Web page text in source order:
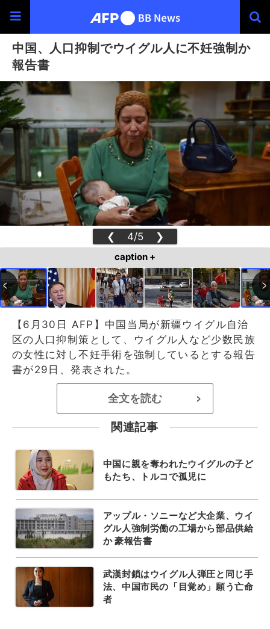
中国、人口抑制でウイグル人に不妊強制か
報告書
❮ 4/5 ❯
caption +
【6月30日 AFP】中国当局が新疆ウイグル自治
区の人口抑制策として、ウイグル人など少数民族
の女性に対し不妊手術を強制しているとする報告
書が29日、発表された。
全文を読む >
関連記事
中国に親を奪われたウイグルの子ど
もたち、トルコで孤児に
アップル・ソニーなど大企業、ウイ
グル人強制労働の工場から部品供給
か 豪報告書
武漢封鎖はウイグル人弾圧と同じ手
法、中国市民の「目覚め」願う亡命
者